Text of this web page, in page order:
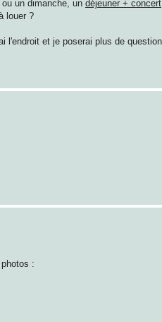
un dimanche, un déjeuner + concert
louer ?
et je poserai plus de
: